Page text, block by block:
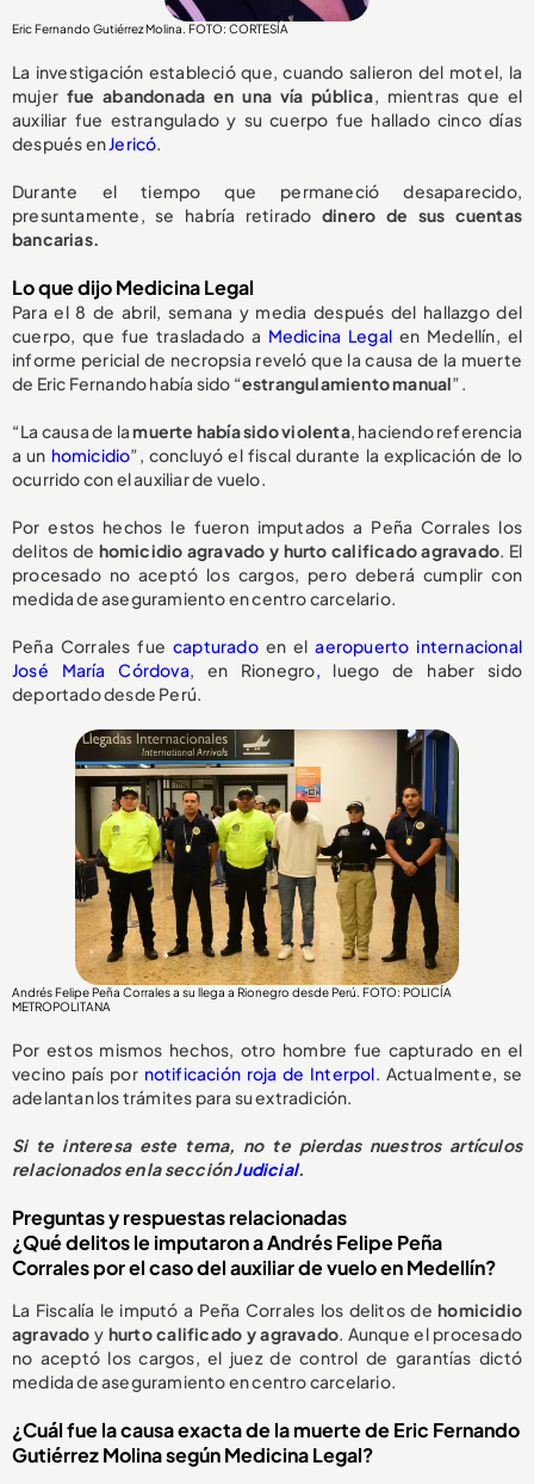
Eric Fernando Gutiérrez Molina. FOTO: CORTESÍA
La investigación estableció que, cuando salieron del motel, la
mujer fue abandonada en una vía pública, mientras que el
auxiliar fue estrangulado y su cuerpo fue hallado cinco días
después enJericó.
Durante el tiempo que permaneció desaparecido,
presuntamente, se habría retirado dinero de sus cuentas
bancarias.
Lo que dijo Medicina Legal
Para el 8 de abril, semana y media después del hallazgo del
cuerpo, que fue trasladado a Medicina Legal en Medellín, el
informe pericial de necropsia reveló que la causa de la muerte
de Eric Fernando había sido “estrangulamiento manual”.
“La causa de lamuerte había sido violenta, haciendo referencia
a un homicidio”, concluyó el fiscal durante la explicación de lo
ocurrido con el auxiliar de vuelo.
Por estos hechos le fueron imputados a Peña Corrales los
delitos de homicidio agravado y hurto calificado agravado. El
procesado no aceptó los cargos, pero deberá cumplir con
medida de aseguramiento en centro carcelario.
Peña Corrales fue capturadoen elaeropuerto internacional
José María Córdova, en Rionegro, luego de haber sido
deportado desde Perú.
Andrés Felipe Peña Corrales a su llega a Rionegro desde Perú. FOTO: POLICÍA
METROPOLITANA
Por estos mismos hechos, otro hombre fue capturado en el
vecino país por notificación roja de Interpol. Actualmente, se
adelantan los trámites para su extradición.
Si te interesa este tema, no te pierdas nuestros artículos
relacionados en la secciónJudicial.
Preguntas y respuestas relacionadas
¿Qué delitos le imputaron a Andrés Felipe Peña
Corrales por el caso del auxiliar de vuelo en Medellín?
La Fiscalía le imputó a Peña Corrales los delitos dehomicidio
agravado y hurto calificado y agravado. Aunque el procesado
no aceptó los cargos, el juez de control de garantías dictó
medida de aseguramiento en centro carcelario.
¿Cuál fue la causa exacta de la muerte de Eric Fernando
Gutiérrez Molina según Medicina Legal?